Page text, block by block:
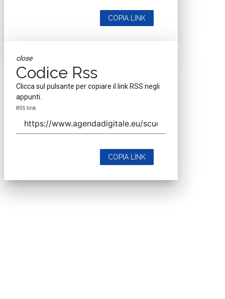
COPIA LINK
close
Codice Rss
Clicca sul pulsante per copiare il link RSS negli
appunti.
RSS link
COPIA LINK